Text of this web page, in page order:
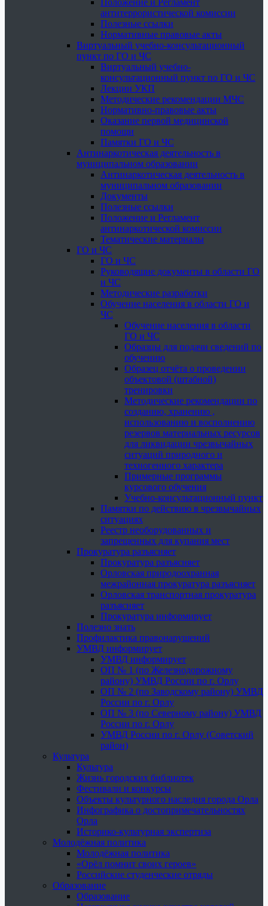
Положение и Регламент
антитеррористической комиссии
Полезные ссылки
Нормативные правовые акты
Виртуальный учебно-консультационный
пункт по ГО и ЧС
Виртуальный учебно-
консультационный пункт по ГО и ЧС
Лекции УКП
Методические рекомендации МЧС
Нормативно-правовые акты
Оказание первой медицинской
помощи
Памятки ГО и ЧС
Антинаркотическая деятельность в
муниципальном образовании
Антинаркотическая деятельность в
муниципальном образовании
Документы
Полезные ссылки
Положение и Регламент
антинаркотической комиссии
Тематические материалы
ГО и ЧС
ГО и ЧС
Руководящие документы в области ГО
и ЧС
Методические разработки
Обучение населения в области ГО и
ЧС
Обучение населения в области
ГО и ЧС
Образцы для подачи сведений по
обучению
Образец отчёта о проведении
объектовой (штабной)
тренировки
Методические рекомендации по
созданию, хранению ,
использованию и восполнению
резервов материальных ресурсов
для ликвидации чрезвычайных
ситуаций природного и
техногенного характера
Примерные программы
курсового обучения
Учебно-консультационный пункт
Памятки по действию в чрезвычайных
ситуациях
Реестр необорудованных и
запрещенных для купания мест
Прокуратура разъясняет
Прокуратура разъясняет
Орловская природоохранная
межрайонная прокуратура разъясняет
Орловская транспортная прокуратура
разъясняет
Прокуратура информирует
Полезно знать
Профилактика правонарушений
УМВД информирует
УМВД информирует
ОП № 1 (по Железнодорожному
району) УМВД России по г. Орлу
ОП № 2 (по Заводскому району) УМВД
России по г. Орлу
ОП № 3 (по Северному району) УМВД
России по г. Орлу
УМВД России по г. Орлу (Советский
район)
Культура
Культура
Жизнь городских библиотек
Фестивали и конкурсы
Объекты культурного наследия города Орла
Инфографика о достопримечательностях
Орла
Историко-культурная экспертиза
Молодёжная политика
Молодёжная политика
«Орёл помнит своих героев»
Российские студенческие отряды
Образование
Образование